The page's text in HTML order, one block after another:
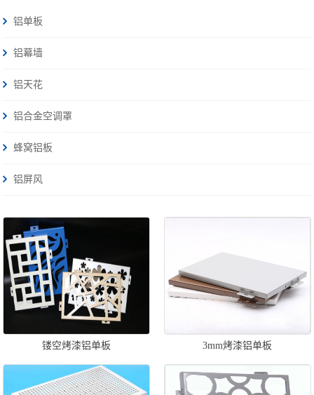
铝单板
铝幕墙
铝天花
铝合金空调罩
蜂窝铝板
铝屏风
镂空烤漆铝单板 3mm烤漆铝单板